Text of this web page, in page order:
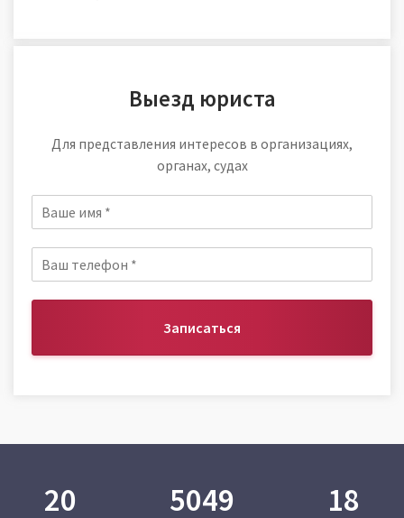
Выезд юриста
Для представления интересов в организациях,
органах, судах
Записаться
20 5049 18